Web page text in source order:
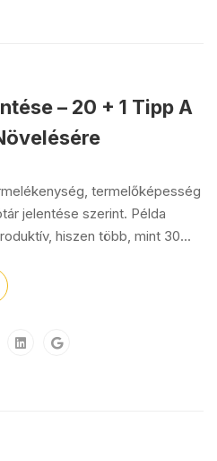
– 20 + 1 Tipp A
termelőképesség
jelentése szerint. Példa
hiszen több, mint 30...